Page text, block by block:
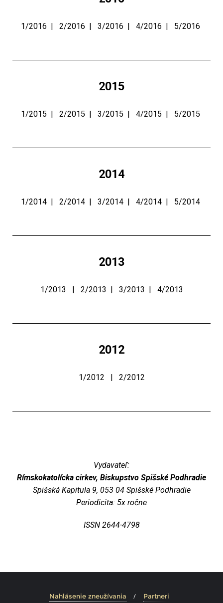
1/2016 | 2/2016 | 3/2016 | 4/2016 | 5/2016
2015
1/2015 | 2/2015 | 3/2015 | 4/2015 | 5/2015
2014
1/2014 | 2/2014 | 3/2014 | 4/2014 | 5/2014
2013
1/2013 | 2/2013 | 3/2013 | 4/2013
2012
1/2012 | 2/2012
Vydavateľ:
Rímskokatolícka cirkev, Biskupstvo Spišské Podhradie
Spišská Kapitula 9, 053 04 Spišské Podhradie
Periodicita: 5x ročne
ISSN 2644-4798
Nahlásenie zneužívania Partneri